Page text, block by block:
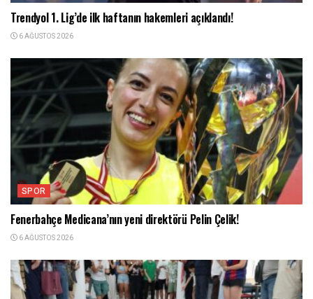
Trendyol 1. Lig’de ilk haftanın hakemleri açıklandı!
6 AĞUSTOS 2026
SPOR
Fenerbahçe Medicana’nın yeni direktörü Pelin Çelik!
6 AĞUSTOS 2026